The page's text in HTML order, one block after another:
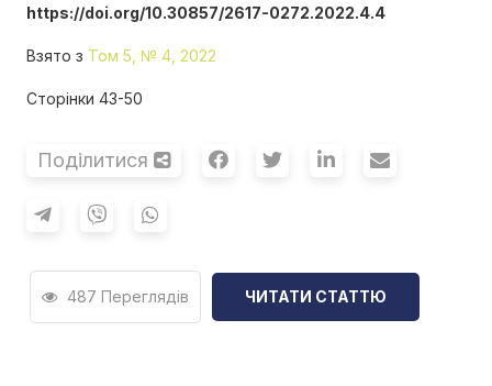
https://doi.org/10.30857/2617-0272.2022.4.4
Взято з Том 5, № 4, 2022
Сторінки 43-50
Поділитися
487 Переглядів ЧИТАТИ СТАТТЮ